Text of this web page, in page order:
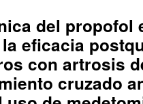
del propofol
eficacia
con artrosis
cruzado